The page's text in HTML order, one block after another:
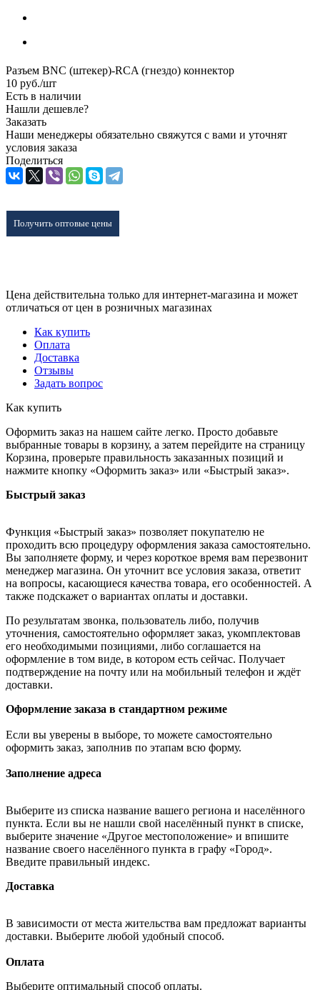
Разъем BNC (штекер)-RCA (гнездо) коннектор
10 руб./шт
Есть в наличии
Нашли дешевле?
Заказать
Наши менеджеры обязательно свяжутся с вами и уточнят
условия заказа
Поделиться
Получить оптовые цены
Цена действительна только для интернет-магазина и может
отличаться от цен в розничных магазинах
Как купить
Оплата
Доставка
Отзывы
Задать вопрос
Как купить
Оформить заказ на нашем сайте легко. Просто добавьте
выбранные товары в корзину, а затем перейдите на страницу
Корзина, проверьте правильность заказанных позиций и
нажмите кнопку «Оформить заказ» или «Быстрый заказ».
Быстрый заказ
Функция «Быстрый заказ» позволяет покупателю не
проходить всю процедуру оформления заказа самостоятельно.
Вы заполняете форму, и через короткое время вам перезвонит
менеджер магазина. Он уточнит все условия заказа, ответит
на вопросы, касающиеся качества товара, его особенностей. А
также подскажет о вариантах оплаты и доставки.
По результатам звонка, пользователь либо, получив
уточнения, самостоятельно оформляет заказ, укомплектовав
его необходимыми позициями, либо соглашается на
оформление в том виде, в котором есть сейчас. Получает
подтверждение на почту или на мобильный телефон и ждёт
доставки.
Оформление заказа в стандартном режиме
Если вы уверены в выборе, то можете самостоятельно
оформить заказ, заполнив по этапам всю форму.
Заполнение адреса
Выберите из списка название вашего региона и населённого
пункта. Если вы не нашли свой населённый пункт в списке,
выберите значение «Другое местоположение» и впишите
название своего населённого пункта в графу «Город».
Введите правильный индекс.
Доставка
В зависимости от места жительства вам предложат варианты
доставки. Выберите любой удобный способ.
Оплата
Выберите оптимальный способ оплаты.